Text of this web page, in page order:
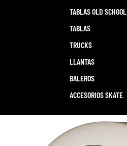
TABLAS OLD SCHOOL
TABLAS
TRUCKS
LLANTAS
BALEROS
ACCESORIOS SKATE